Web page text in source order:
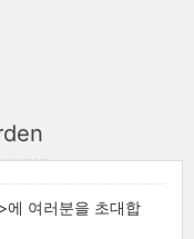
에 여러분을 초대합